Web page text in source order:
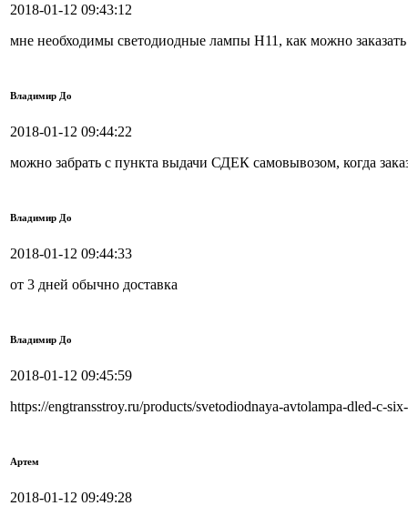
2018-01-12 09:43:12
мне необходимы светодиодные лампы H11, как можно заказать
Владимир До
2018-01-12 09:44:22
можно забрать с пункта выдачи СДЕК самовывозом, когда
Владимир До
2018-01-12 09:44:33
от 3 дней обычно доставка
Владимир До
2018-01-12 09:45:59
https://engtransstroy.ru/products/svetodiodnaya-avtolampa-dled-c-
Артем
2018-01-12 09:49:28